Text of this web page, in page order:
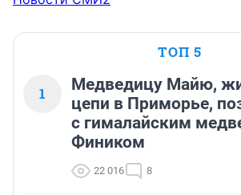
ТОП 5
1
Медведицу Майю,
цепи в Приморье,
с гималайским
Фиником
22 016 8